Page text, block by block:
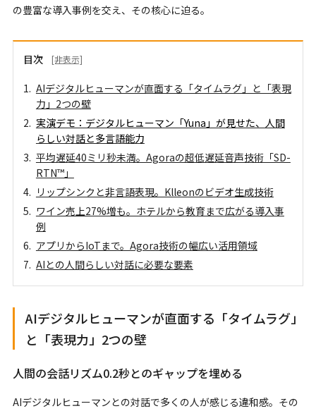
の豊富な導入事例を交え、その核心に迫る。
目次 [非表示]
AIデジタルヒューマンが直面する「タイムラグ」と「表現
力」2つの壁
実演デモ：デジタルヒューマン「Yuna」が見せた、人間
らしい対話と多言語能力
平均遅延40ミリ秒未満。Agoraの超低遅延音声技術「SD-
RTN™」
リップシンクと非言語表現。Klleonのビデオ生成技術
ワイン売上27%増も。ホテルから教育まで広がる導入事
例
アプリからIoTまで。Agora技術の幅広い活用領域
AIとの人間らしい対話に必要な要素
AIデジタルヒューマンが直面する「タイムラグ」
と「表現力」2つの壁
人間の会話リズム0.2秒とのギャップを埋める
AIデジタルヒューマンとの対話で多くの人が感じる違和感。その